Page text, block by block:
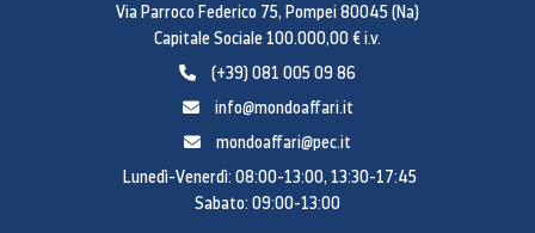
Via Parroco Federico 75, Pompei 80045 (Na)
Capitale Sociale 100.000,00 € i.v.
(+39) 081 005 09 86
info@mondoaffari.it
mondoaffari@pec.it
Lunedì-Venerdì: 08:00-13:00, 13:30-17:45
Sabato: 09:00-13:00